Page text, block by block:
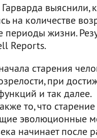
выяснили,
на количестве
жизни.
Reports.
старения
при
и так далее.
то, что старение
эволюционные
начинает после